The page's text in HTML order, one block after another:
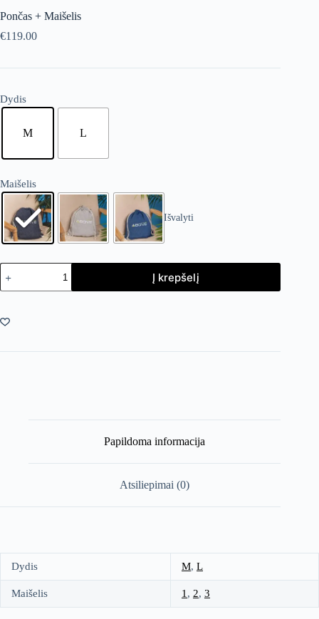
Pončas + Maišelis
€119.00
Dydis
M L
Maišelis
Išvalyti
produkto
kiekis:
Pončas
Maišelis
Į krepšelį
Papildoma informacija
Atsiliepimai (0)
Dydis M, L
Maišelis 1 , 2, 3